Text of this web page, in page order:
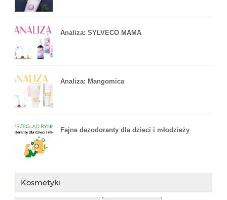
Analiza: SYLVECO MAMA
Analiza: Mangomica
Fajne dezodoranty dla dzieci i młodzieży
Kosmetyki